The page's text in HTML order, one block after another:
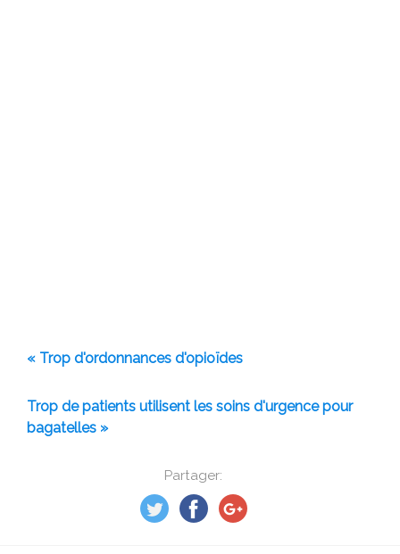
Partager:
« Trop d'ordonnances d'opioïdes
Trop de patients utilisent les soins d'urgence pour
bagatelles »